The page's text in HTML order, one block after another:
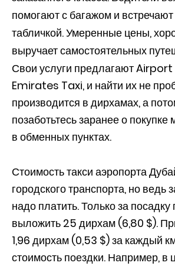
помогают с багажом и
табличкой. Умеренные цены,
выручает самостоятельных
Свои услуги предлагают Airport
Emirates Taxi, и найти их не
производится в дирхамах, а
позаботьтесь заранее о
в обменных пунктах.
Стоимость такси аэропорта
городского транспорта, но ведь
надо платить. Только за посадку
выложить 25 дирхам (6,80 $).
1,96 дирхам (0,53 $) за каждый
стоимость поездки. Например, в